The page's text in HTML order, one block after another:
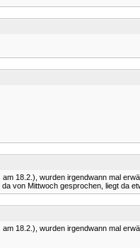
18.2.), wurden irgendwann mal
von Mittwoch gesprochen, liegt da
18.2.), wurden irgendwann mal